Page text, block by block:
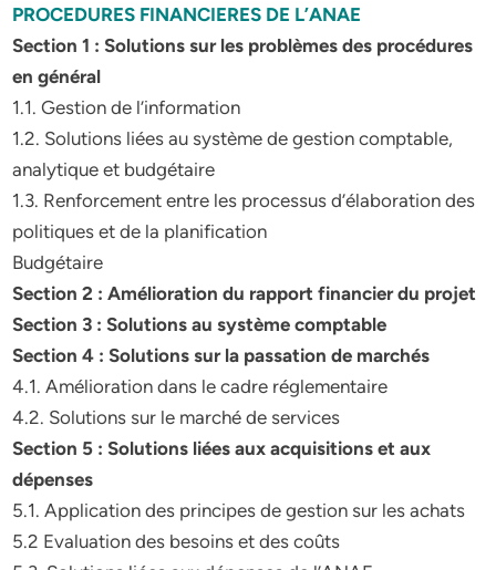
PROCEDURES FINANCIERES DE L’ANAE
Section 1 : Solutions sur les problèmes des procédures
en général
1.1. Gestion de l’information
1.2. Solutions liées au système de gestion comptable,
analytique et budgétaire
1.3. Renforcement entre les processus d’élaboration des
politiques et de la planification
Budgétaire
Section 2 : Amélioration du rapport financier du projet
Section 3 : Solutions au système comptable
Section 4 : Solutions sur la passation de marchés
4.1. Amélioration dans le cadre réglementaire
4.2. Solutions sur le marché de services
Section 5 : Solutions liées aux acquisitions et aux
dépenses
5.1. Application des principes de gestion sur les achats
5.2 Evaluation des besoins et des coûts